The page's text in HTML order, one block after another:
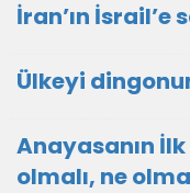
İran’ın İsrail’e
Ülkeyi
Anayasanın
olmalı, ne